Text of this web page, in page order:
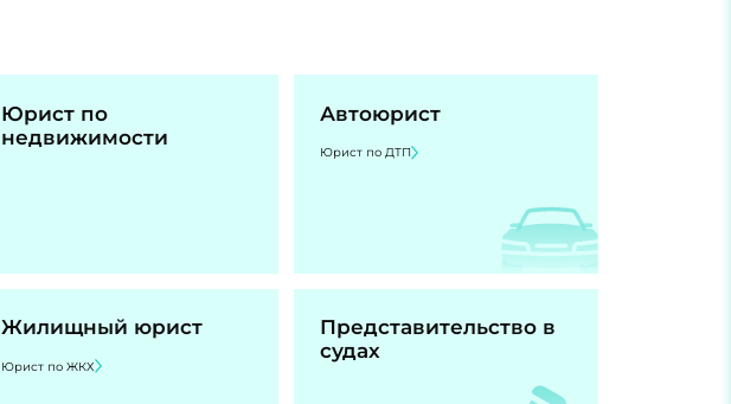
Юрист по
недвижимости
Автоюрист
Юрист по ДТП
Жилищный юрист
Юрист по ЖКХ
Представительство в
судах